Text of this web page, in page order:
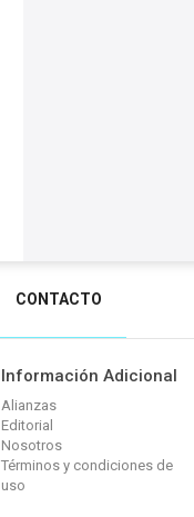
CONTACTO
Información Adicional
Alianzas
Editorial
Nosotros
Términos y condiciones de
uso